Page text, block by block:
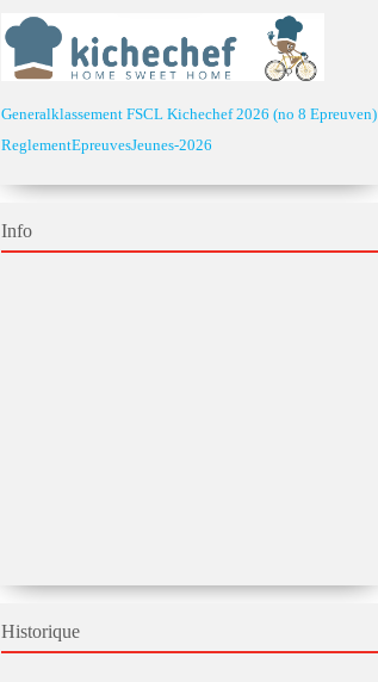
Generalklassement FSCL Kichechef 2026 (no 8 Epreuven)
ReglementEpreuvesJeunes-2026
Info
Historique